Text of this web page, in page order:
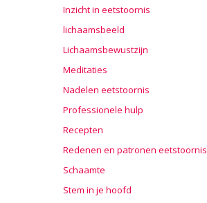
Inzicht in eetstoornis
lichaamsbeeld
Lichaamsbewustzijn
Meditaties
Nadelen eetstoornis
Professionele hulp
Recepten
Redenen en patronen eetstoornis
Schaamte
Stem in je hoofd